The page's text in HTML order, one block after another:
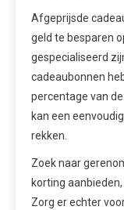
Afgeprijsde
geld te besparen
gespecialiseerd
cadeaubonnen
percentage van
kan een
rekken.
Zoek naar
korting
Zorg er echter